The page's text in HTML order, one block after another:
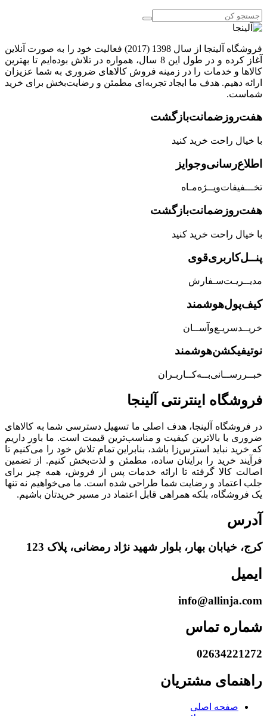
فروشگاه آلینجا از سال 1398 (2017) فعالیت خود را به صورت آنلاین
آغاز کرده و در طول این 8 سال، همواره در تلاش بوده‌ایم تا بهترین
کالاها و خدمات را در زمینه فروش کالاهای ضروری به شما عزیزان
ارائه دهیم. هدف ما ایجاد تجربه‌ای مطمئن و رضایت‌بخش برای خرید
شماست.
هفت‌روز‌ضمانت‌بازگشت
با خیال راحت خرید کنید
اطلاع‌رسانی‌و‌جوایز
تخـــفیفات‌ویــژه‌مـاه
هفت‌روز‌ضمانت‌بازگشت
با خیال راحت خرید کنید
پنــل‌کاربری‌قوی
مدیــریـت‌سـفارش
کیف‌پول‌هوشمند
خریــد‌سریـع‌و‌آســان
نوتیفیکشن‌هوشمند
خبــررســانی‌بــه‌کــاربـران
فروشگاه‌ اینترنتی‌ آلینجا
در فروشگاه آلینجا، هدف اصلی ما تسهیل دسترسی شما به کالاهای
ضروری با بالاترین کیفیت و مناسب‌ترین قیمت است. ما باور داریم
که خرید نباید استرس‌زا باشد، بنابراین تمام تلاش خود را می‌کنیم تا
فرآیند خرید را برایتان ساده، مطمئن و لذت‌بخش کنیم. از تضمین
اصالت کالا گرفته تا ارائه خدمات پس از فروش، همه چیز برای
جلب اعتماد و رضایت شما طراحی شده است. ما می‌خواهیم نه تنها
یک فروشگاه، بلکه همراهی قابل اعتماد در مسیر خریدتان باشیم.
آدرس
کرج، خیابان بهار، بلوار شهید نژاد رمضانی، پلاک 123
ایمیل
info@allinja.com
شماره تماس
02634221272
راهنمای مشتریان
صفحه اصلی